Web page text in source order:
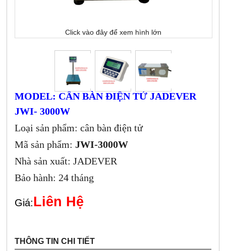
Click vào đây để xem hình lớn
MODEL: CÂN BÀN ĐIỆN TỬ JADEVER
JWI- 3000W
Loại sản phẩm: cân bàn điện tử
Mã sản phẩm:JWI-3000W
Nhà sản xuất: JADEVER
Bảo hành: 24 tháng
Giá:Liên Hệ
THÔNG TIN CHI TIẾT